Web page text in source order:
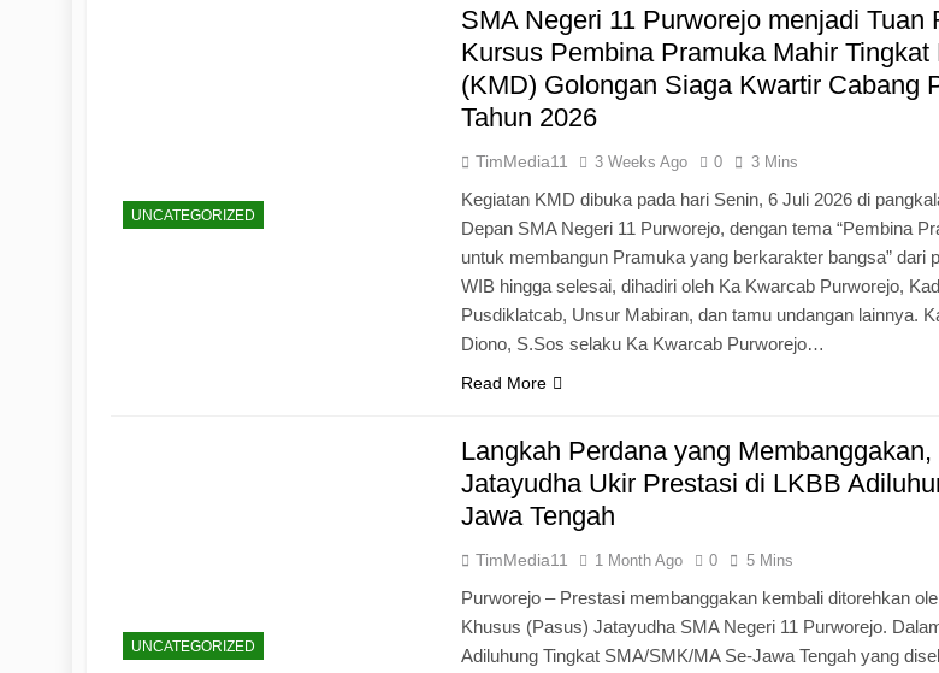
UNCATEGORIZED
SMA Negeri 11 Purworejo menjadi Tuan
Kursus Pembina Pramuka Mahir Tingkat
(KMD) Golongan Siaga Kwartir Cabang
Tahun 2026
TimMedia11 3 Weeks Ago 0 3 Mins
Kegiatan KMD dibuka pada hari Senin, 6 Juli 2026 di
Depan SMA Negeri 11 Purworejo, dengan tema “Pembina
untuk membangun Pramuka yang berkarakter bangsa” dari
WIB hingga selesai, dihadiri oleh Ka Kwarcab Purworejo,
Pusdiklatcab, Unsur Mabiran, dan tamu undangan lainnya.
Diono, S.Sos selaku Ka Kwarcab Purworejo…
Read More
UNCATEGORIZED
Langkah Perdana yang
Jatayudha Ukir Prestasi di LKBB
Jawa Tengah
TimMedia11 1 Month Ago 0 5 Mins
Purworejo – Prestasi membanggakan kembali ditorehkan
Khusus (Pasus) Jatayudha SMA Negeri 11 Purworejo.
Adiluhung Tingkat SMA/SMK/MA Se-Jawa Tengah yang